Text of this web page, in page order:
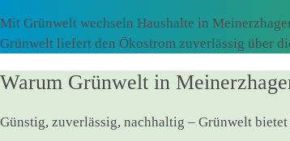
Mit Grünwelt wechseln Haushalte in
Grünwelt liefert den Ökostrom zuverlässig über
Warum Grünwelt in
Günstig, zuverlässig, nachhaltig – Grünwelt